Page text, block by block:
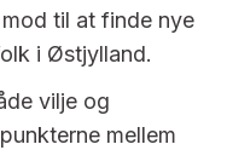
til at finde nye
i Østjylland.
vilje og
mellem